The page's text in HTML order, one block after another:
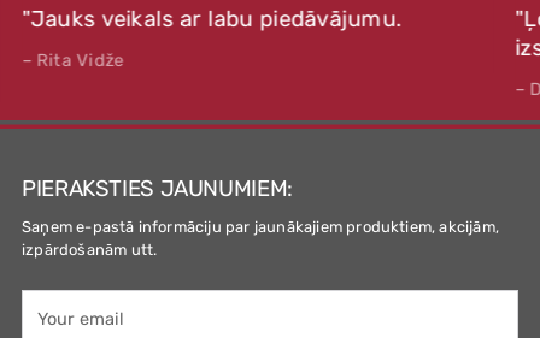
"Jauks veikals ar labu piedāvājumu.
– Rita Vidže
–
PIERAKSTIES JAUNUMIEM:
Saņem e-pastā informāciju par jaunākajiem produktiem, akcijām,
izpārdošanām utt.
email